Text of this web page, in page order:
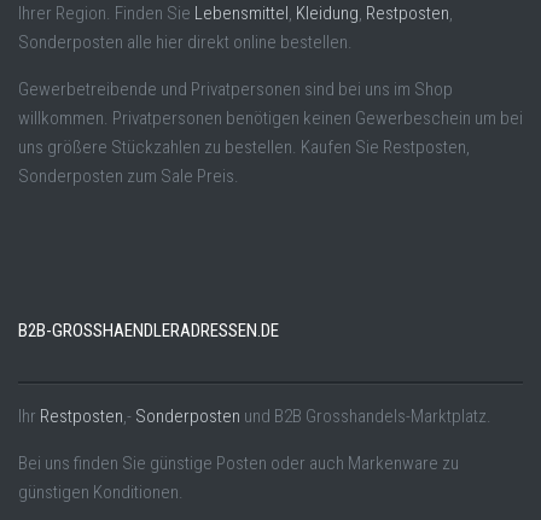
Ihrer Region. Finden Sie Lebensmittel, Kleidung, Restposten,
Sonderposten alle hier direkt online bestellen.
Gewerbetreibende und Privatpersonen sind bei uns im Shop
willkommen. Privatpersonen benötigen keinen Gewerbeschein um bei
uns größere Stückzahlen zu bestellen. Kaufen Sie Restposten,
Sonderposten zum Sale Preis.
B2B-GROSSHAENDLERADRESSEN.DE
Ihr Restposten,- Sonderposten und B2B Grosshandels-Marktplatz.
Bei uns finden Sie günstige Posten oder auch Markenware zu
günstigen Konditionen.